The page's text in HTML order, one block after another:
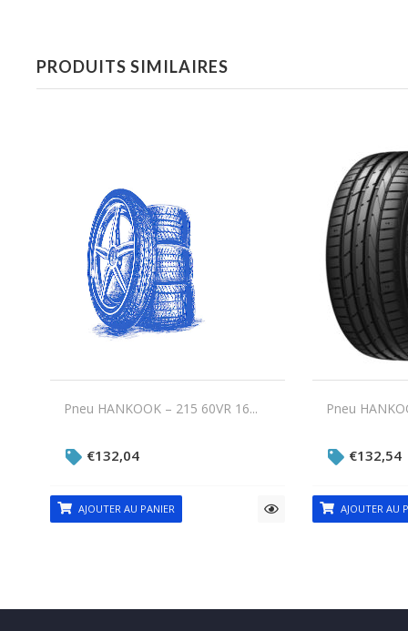
PRODUITS SIMILAIRES
Pneu HANKOOK – 215 60VR 16...
€132,04
AJOUTER AU PANIER
Pneu
€132,54
AJOUTER AU